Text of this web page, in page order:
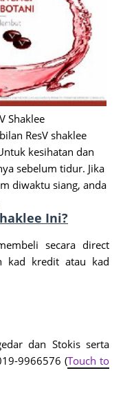
Shaklee
ResV shaklee
kesihatan dan
sebelum tidur. Jika
diwaktu siang, anda
Ini?
secara direct
kad kredit atau kad
dan Stokis serta
9966576 (Touch to